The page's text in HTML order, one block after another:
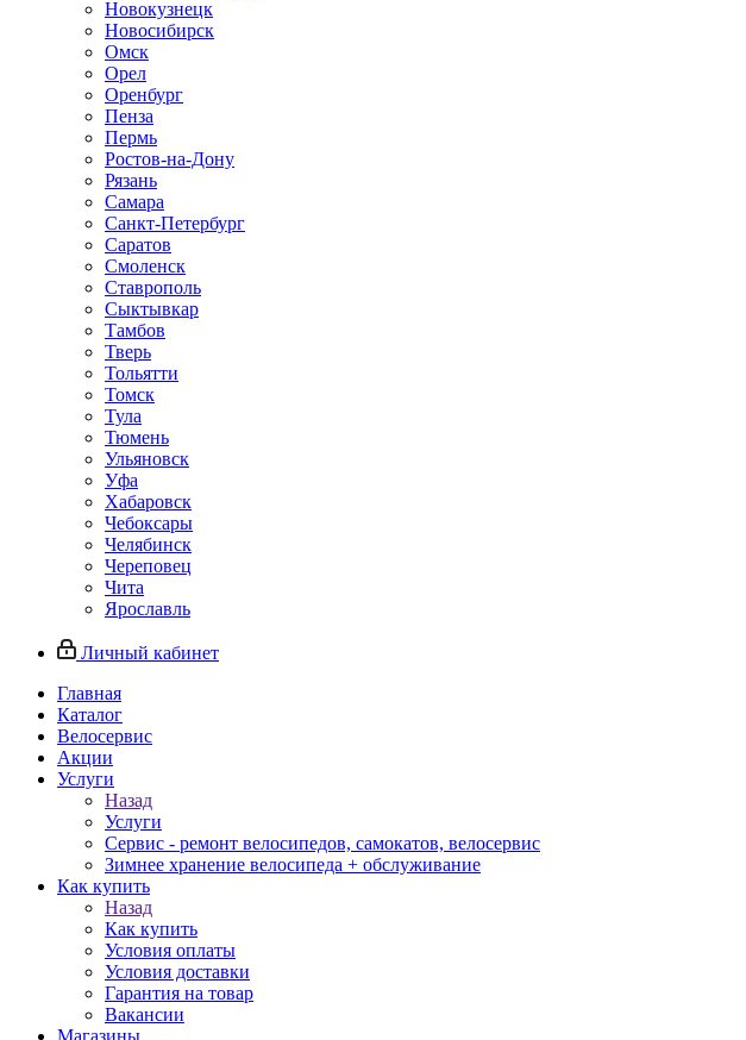
Новокузнецк
Новосибирск
Омск
Орел
Оренбург
Пенза
Пермь
Ростов-на-Дону
Рязань
Самара
Санкт-Петербург
Саратов
Смоленск
Ставрополь
Сыктывкар
Тамбов
Тверь
Тольятти
Томск
Тула
Тюмень
Ульяновск
Уфа
Хабаровск
Чебоксары
Челябинск
Череповец
Чита
Ярославль
Личный кабинет
Главная
Каталог
Велосервис
Акции
Услуги
Назад
Услуги
Сервис - ремонт велосипедов, самокатов, велосервис
Зимнее хранение велосипеда + обслуживание
Как купить
Назад
Как купить
Условия оплаты
Условия доставки
Гарантия на товар
Вакансии
Магазины